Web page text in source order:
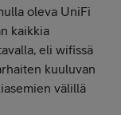
oleva UniFi
kaikkia
eli wifissä
kuuluvan
välillä